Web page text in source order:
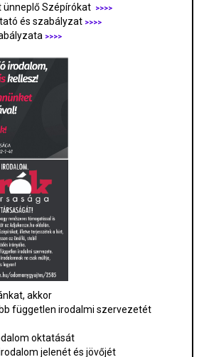
ünneplő Szépírókat
>>>>
és szabályzat >>>>
>>>>
akkor
független irodalmi szervezetét
oktatását
jelenét és jövőjét